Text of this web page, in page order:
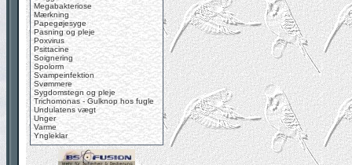
Megabakteriose
Mærkning
Papegøjesyge
Pasning og pleje
Poxvirus
Psittacine
Soignering
Spolorm
Svampeinfektion
Svømmere
Sygdomstegn og pleje
Trichomonas - Gulknop hos fugle
Undulatens vægt
Unger
Varme
Yngleklar